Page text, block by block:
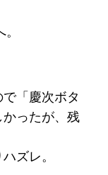
「慶次ボタ
ったが、残
ズレ。